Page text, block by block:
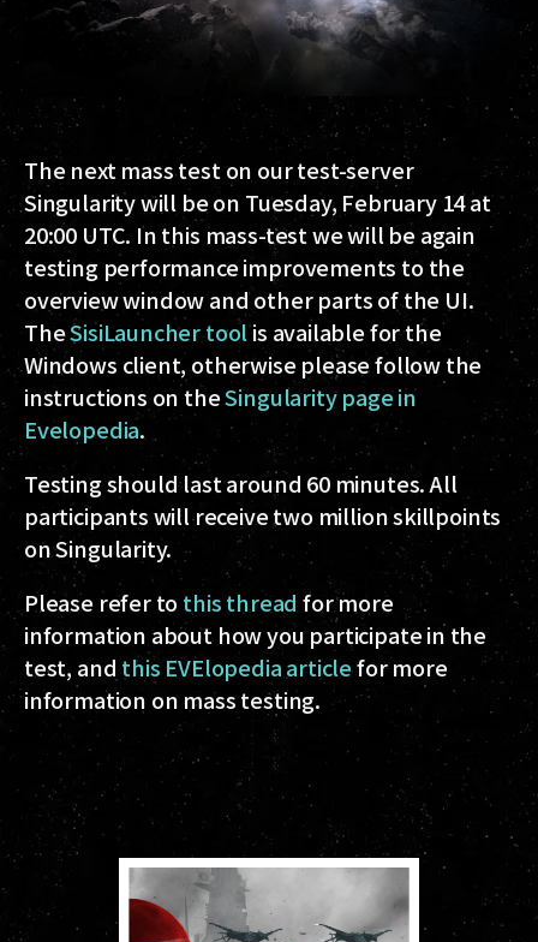
The next mass test on our test-server
Singularity will be on Tuesday, February 14 at
20:00 UTC. In this mass-test we will be again
testing performance improvements to the
overview window and other parts of the UI.
TheSisiLauncher toolis available for the
Windows client, otherwise please follow the
instructions on theSingularity page in
Evelopedia.
Testing should last around 60 minutes. All
participants will receive two million skillpoints
on Singularity.
Please refer to this thread for more
information about how you participate in the
test, and this EVElopedia articlefor more
information on mass testing.